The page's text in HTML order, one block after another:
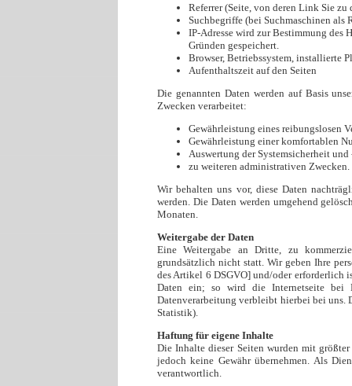
Referrer (Seite, von deren Link Sie
Suchbegriffe (bei Suchmaschinen als
IP-Adresse wird zur Bestimmung des
Gründen gespeichert.
Browser, Betriebssystem, installierte
Aufenthaltszeit auf den Seiten
Die genannten Daten werden auf Basis
Zwecken verarbeitet:
Gewährleistung eines reibungslosen
Gewährleistung einer komfortablen
Auswertung der Systemsicherheit
zu weiteren administrativen Zwecken.
Wir behalten uns vor, diese Daten
werden. Die Daten werden umgehend
Monaten.
Weitergabe der Daten
Eine Weitergabe an Dritte, zu
grundsätzlich nicht statt. Wir geben Ihre
des Artikel 6 DSGVO] und/oder erforderlich
Daten ein; so wird die Internetseite bei
Datenverarbeitung verbleibt hierbei bei uns.
Statistik).
Haftung für eigene Inhalte
Die Inhalte dieser Seiten wurden mit
jedoch keine Gewähr übernehmen. Als
verantwortlich.